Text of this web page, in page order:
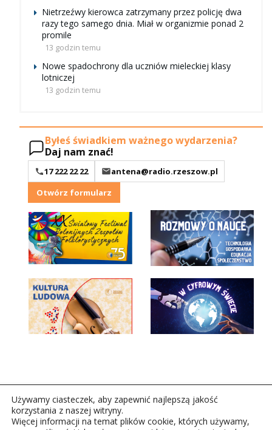
Nietrzeźwy kierowca zatrzymany przez policję dwa
razy tego samego dnia. Miał w organizmie ponad 2
promile
13 godzin temu
Nowe spadochrony dla uczniów mieleckiej klasy
lotniczej
13 godzin temu
Byłeś świadkiem ważnego wydarzenia?
Daj nam znać!
17 222 22 22
antena@radio.rzeszow.pl
Otwórz formularz
Używamy ciasteczek, aby zapewnić najlepszą jakość
korzystania z naszej witryny.
Więcej informacji na temat plików cookie, których używamy,